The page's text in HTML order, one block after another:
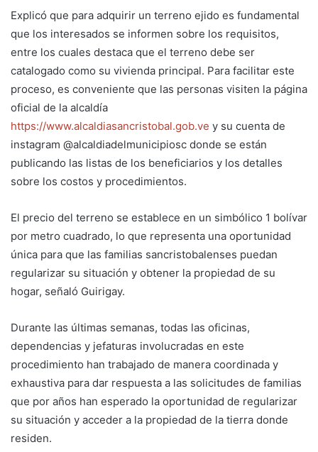
Explicó que para adquirir un terreno ejido es fundamental
que los interesados se informen sobre los requisitos,
entre los cuales destaca que el terreno debe ser
catalogado como su vivienda principal. Para facilitar este
proceso, es conveniente que las personas visiten la página
oficial de la alcaldía
https://www.alcaldiasancristobal.gob.ve y su cuenta de
instagram @alcaldiadelmunicipiosc donde se están
publicando las listas de los beneficiarios y los detalles
sobre los costos y procedimientos.
El precio del terreno se establece en un simbólico 1 bolívar
por metro cuadrado, lo que representa una oportunidad
única para que las familias sancristobalenses puedan
regularizar su situación y obtener la propiedad de su
hogar, señaló Guirigay.
Durante las últimas semanas, todas las oficinas,
dependencias y jefaturas involucradas en este
procedimiento han trabajado de manera coordinada y
exhaustiva para dar respuesta a las solicitudes de familias
que por años han esperado la oportunidad de regularizar
su situación y acceder a la propiedad de la tierra donde
residen.